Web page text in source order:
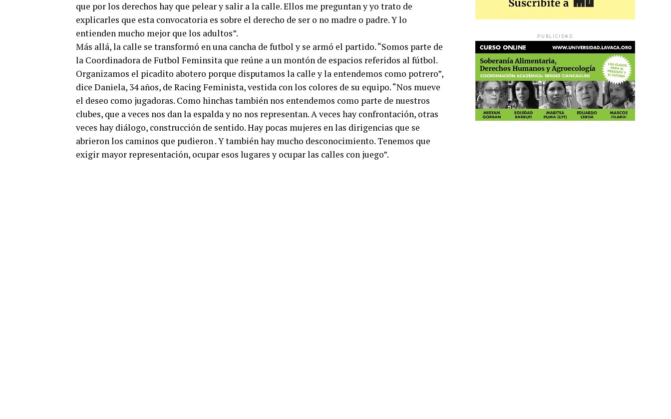
que por los derechos hay que pelear y salir a la calle. Ellos me preguntan y yo trato de
explicarles que esta convocatoria es sobre el derecho de ser o no madre o padre. Y lo
entienden mucho mejor que los adultos”.
Más allá, la calle se transformó en una cancha de futbol y se armó el partido. “Somos parte de
la Coordinadora de Futbol Feminsita que reúne a un montón de espacios referidos al fútbol.
Organizamos el picadito abotero porque disputamos la calle y la entendemos como potrero”,
dice Daniela, 34 años, de Racing Feminista, vestida con los colores de su equipo. “Nos mueve
el deseo como jugadoras. Como hinchas también nos entendemos como parte de nuestros
clubes, que a veces nos dan la espalda y no nos representan. A veces hay confrontación, otras
veces hay diálogo, construcción de sentido. Hay pocas mujeres en las dirigencias que se
abrieron los caminos que pudieron . Y también hay mucho desconocimiento. Tenemos que
exigir mayor representación, ocupar esos lugares y ocupar las calles con juego”.
PUBLICIDAD